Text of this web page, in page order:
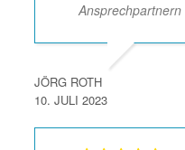
JÖRG ROTH
10. JULI 2023